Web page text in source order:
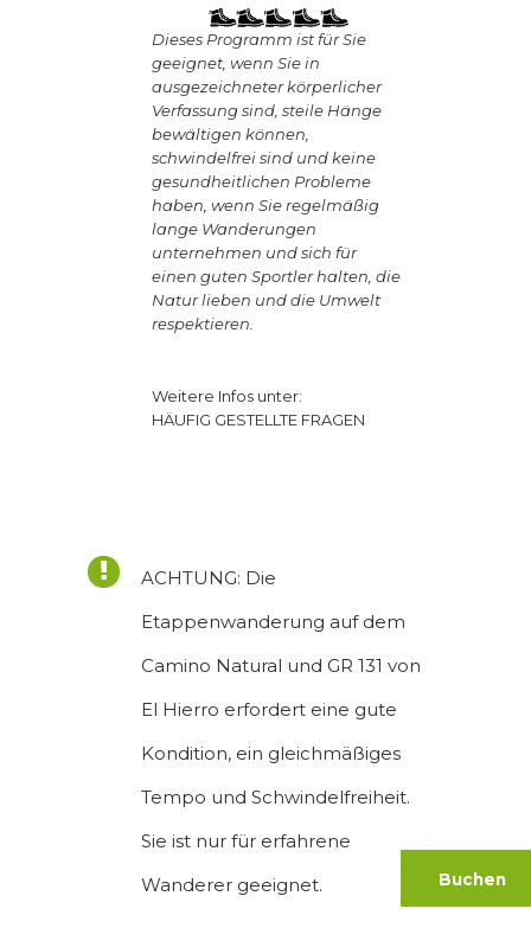
Buchen
Dieses Programm ist für Sie
geeignet, wenn Sie in
ausgezeichneter körperlicher
Verfassung sind, steile Hänge
bewältigen können,
schwindelfrei sind und keine
gesundheitlichen Probleme
haben, wenn Sie regelmäßig
lange Wanderungen
unternehmen und sich für
einen guten Sportler halten, die
Natur lieben und die Umwelt
respektieren.
Weitere Infos unter:
HÄUFIG GESTELLTE FRAGEN
ACHTUNG: Die
Etappenwanderung auf dem
Camino Natural und GR 131 von
El Hierro erfordert eine gute
Kondition, ein gleichmäßiges
Tempo und Schwindelfreiheit.
Sie ist nur für erfahrene
Wanderer geeignet.